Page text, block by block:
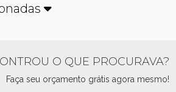
O QUE PROCURAVA?
Faça seu orçamento grátis agora mesmo!